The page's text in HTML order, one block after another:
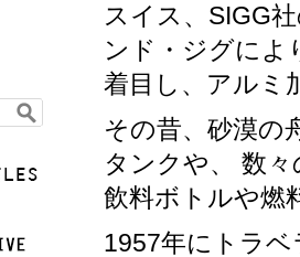
スイス、SIGG
ンド・ジグによ
着目し、アルミ
その昔、砂漠の
タンクや、 数
飲料ボトルや燃
1957年にトラ